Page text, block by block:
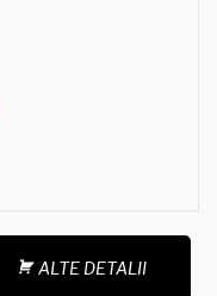
ALTE DETALII